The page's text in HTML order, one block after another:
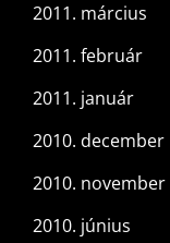
2011. március
2011. február
2011. január
2010. december
2010. november
2010. június